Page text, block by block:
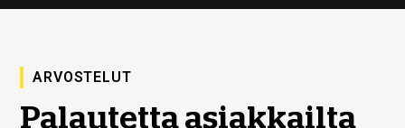
ARVOSTELUT
Palautetta asiakkailta